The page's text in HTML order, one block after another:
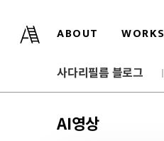
ABOUT WORKS
사다리필름 블로그
AI영상